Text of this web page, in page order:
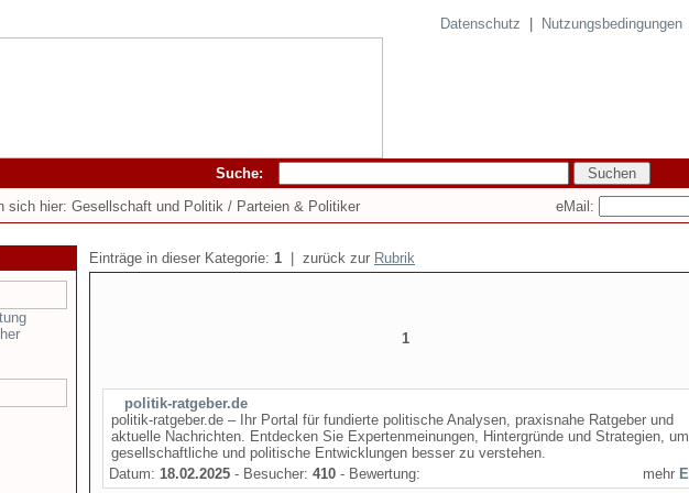
Datenschutz Nutzungsbedingungen
Suche:
sich hier: Gesellschaft und Politik / Parteien & Politiker
eMail:
Einträge in dieser Kategorie: 1 | zurück zur Rubrik
1
politik-ratgeber.de
politik-ratgeber.de – Ihr Portal für fundierte politische Analysen, praxisnahe Ratgeber und
aktuelle Nachrichten. Entdecken Sie Expertenmeinungen, Hintergründe und Strategien, um
gesellschaftliche und politische Entwicklungen besser zu verstehen.
Datum: 18.02.2025 - Besucher: 410 - Bewertung: mehr